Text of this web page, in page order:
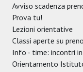
Avviso scadenza
Prova tu!
Lezioni orientative
Classi aperte su
Info - time: incontri
Orientamento